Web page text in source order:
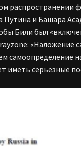
распространении
Путина и Башара
Били был
«Наложение
самоопределение
иметь серьезные